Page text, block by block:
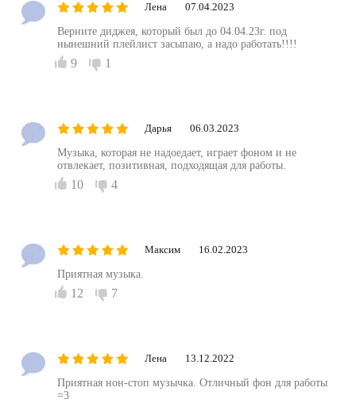
Лена 07.04.2023
Верните диджея, который был до 04.04.23г. под
нынешний плейлист засыпаю, а надо работать!!!!
9 1
Дарья 06.03.2023
Музыка, которая не надоедает, играет фоном и не
отвлекает, позитивная, подходящая для работы.
10 4
Максим 16.02.2023
Приятная музыка.
12 7
Лена 13.12.2022
Приятная нон-стоп музычка. Отличный фон для работы
=3